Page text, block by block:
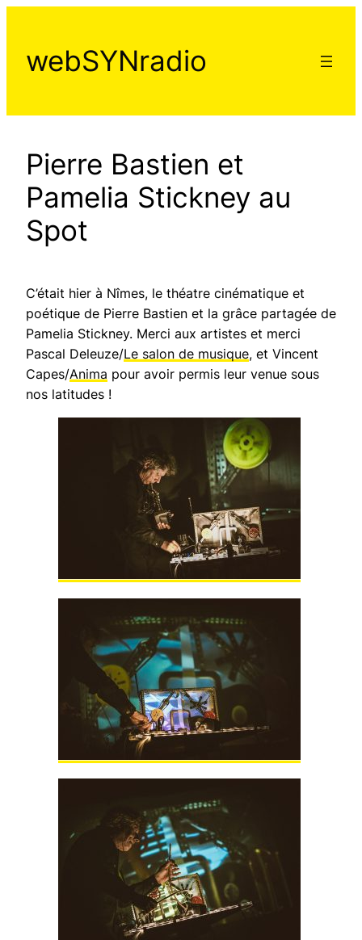
contenu
webSYNradio
Pierre Bastien et
Pamelia Stickney au
Spot
C’était hier à Nîmes, le théatre cinématique et
poétique de Pierre Bastien et la grâce partagée de
Pamelia Stickney. Merci aux artistes et merci
Pascal Deleuze/Le salon de musique, et Vincent
Capes/Anima pour avoir permis leur venue sous
nos latitudes !